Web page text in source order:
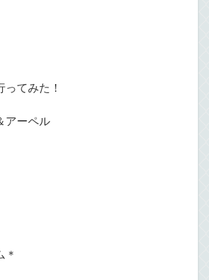
てみた！
アーペル
＊